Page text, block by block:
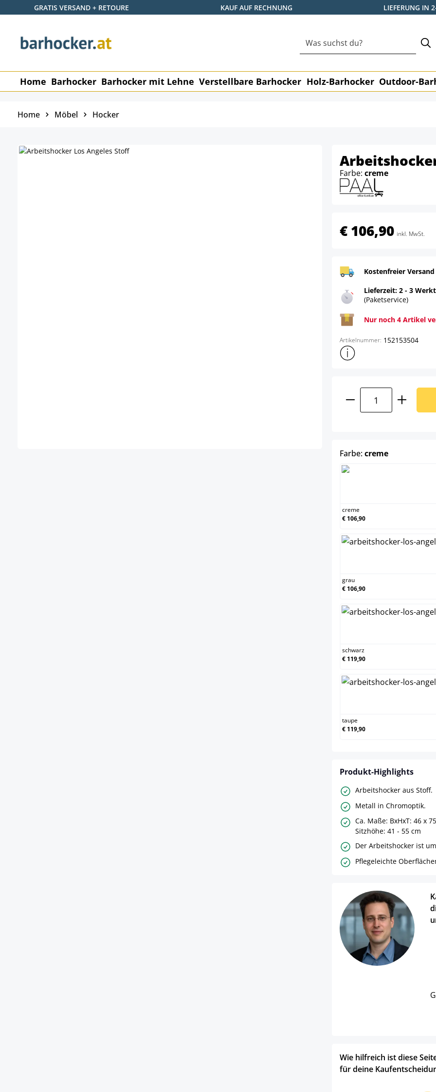
Hauptinhalt springen
Zur Suche springen
Zur Hauptnavigation springen
GRATIS VERSAND + RETOURE KAUF AUF RECHNUNG LIEFERUNG IN
Home Barhocker Barhocker mit Lehne Verstellbare Barhocker Holz-Barhocker Outdoor-
Home Möbel Hocker
Farbe: creme
€ 106,90 inkl. MwSt.
Kostenfreier
Lieferzeit: 2 - 3
(Paketservice)
Nur noch 4 Artikel
Artikelnummer: 152153504
Weitere
Produkt Anzahl:
Farbe:cremeauswählen
creme
€ 106,90
grau
€ 106,90
schwarz
€ 119,90
taupe
€ 119,90
Produkt-Highlights
Arbeitshocker aus Stoff.
Metall in Chromoptik.
Ca. Maße: BxHxT: 46 x
Sitzhöhe: 41 - 55 cm
Der Arbeitshocker ist
Pflegeleichte
Wie hilfreich ist diese
für deine